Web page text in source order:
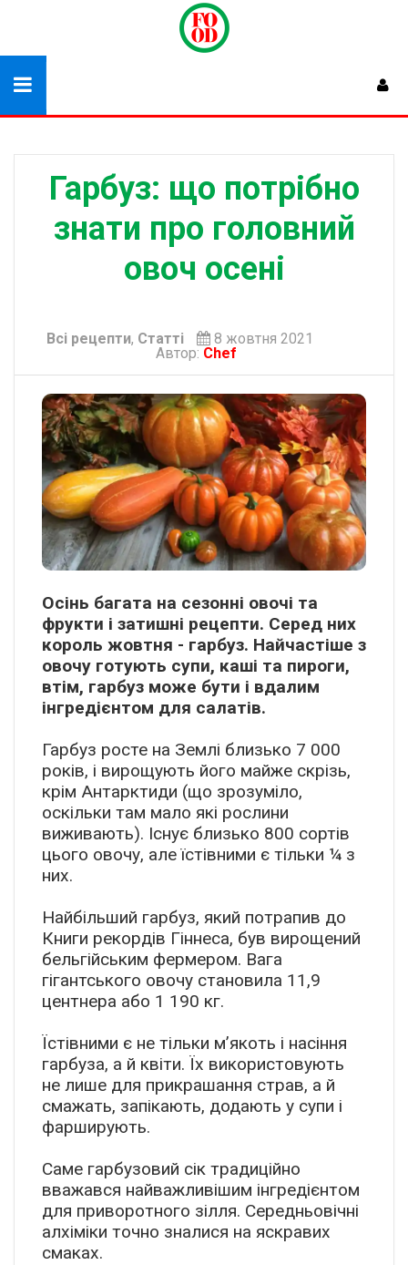
Гарбуз: що потрібно
знати про головний
овоч осені
Всі рецепти, Статті
8 жовтня 2021
Автор: Chef
Осінь багата на сезонні овочі та
фрукти і затишні рецепти. Серед них
король жовтня - гарбуз. Найчастіше з
овочу готують супи, каші та пироги,
втім, гарбуз може бути і вдалим
інгредієнтом для салатів.
Гарбуз росте на Землі близько 7 000
років, і вирощують його майже скрізь,
крім Антарктиди (що зрозуміло,
оскільки там мало які рослини
виживають). Існує близько 800 сортів
цього овочу, але їстівними є тільки ¼ з
них.
Найбільший гарбуз, який потрапив до
Книги рекордів Гіннеса, був вирощений
бельгійським фермером. Вага
гігантського овочу становила 11,9
центнера або 1 190 кг.
Їстівними є не тільки м’якоть і насіння
гарбуза, а й квіти. Їх використовують
не лише для прикрашання страв, а й
смажать, запікають, додають у супи і
фарширують.
Саме гарбузовий сік традиційно
вважався найважливішим інгредієнтом
для приворотного зілля. Середньовічні
алхіміки точно зналися на яскравих
смаках.